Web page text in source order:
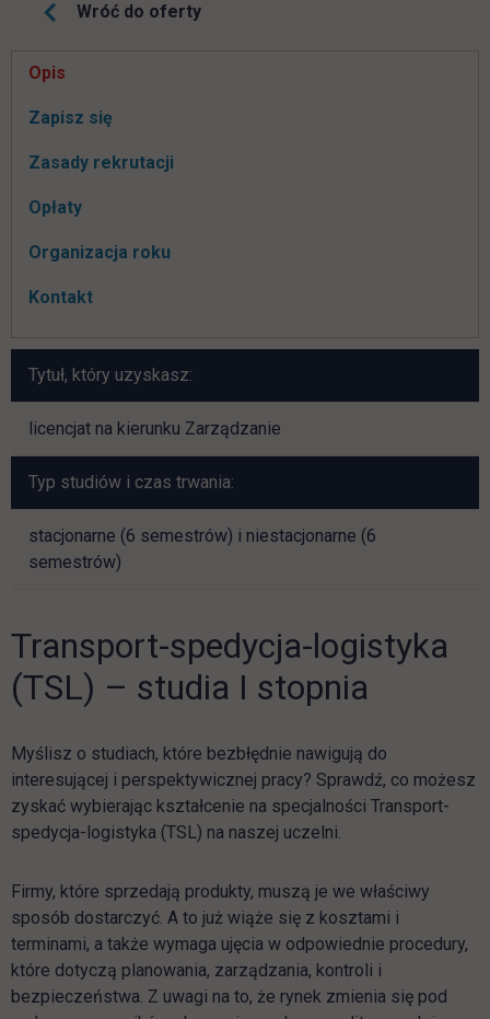
Wróć do oferty
Pomiń
nawigacje
Opis
Zapisz się
Zasady rekrutacji
Opłaty
Organizacja roku
Kontakt
Tytuł, który uzyskasz:
licencjat na kierunku Zarządzanie
Typ studiów i czas trwania:
stacjonarne (6 semestrów) i niestacjonarne (6
semestrów)
Transport-spedycja-logistyka
(TSL) – studia I stopnia
Myślisz o studiach, które bezbłędnie nawigują do
interesującej i perspektywicznej pracy? Sprawdź, co możesz
zyskać wybierając kształcenie na specjalności Transport-
spedycja-logistyka (TSL) na naszej uczelni.
Firmy, które sprzedają produkty, muszą je we właściwy
sposób dostarczyć. A to już wiąże się z kosztami i
terminami, a także wymaga ujęcia w odpowiednie procedury,
które dotyczą planowania, zarządzania, kontroli i
bezpieczeństwa. Z uwagi na to, że rynek zmienia się pod